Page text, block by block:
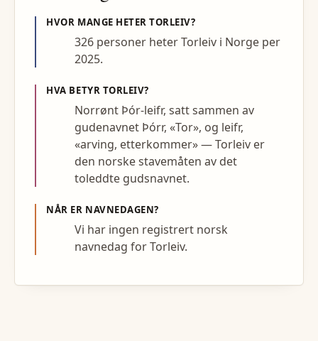
HVOR MANGE HETERTORLEIV?
326 personer heter Torleiv i Norge per
2025.
HVA BETYR TORLEIV?
Norrønt Þór-leifr, satt sammen av
gudenavnet Þórr, «Tor», og leifr,
«arving, etterkommer» — Torleiv er
den norske stavemåten av det
toleddte gudsnavnet.
NÅR ER NAVNEDAGEN?
Vi har ingen registrert norsk
navnedag for Torleiv.